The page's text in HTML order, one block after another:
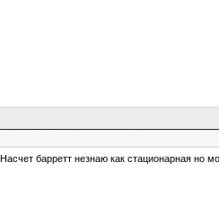
барретт незнаю как стационарная но